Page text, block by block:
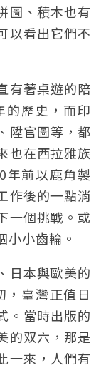
圖、積木也有
以看出它們不
有著桌遊的陪
的歷史，而印
陞官圖等，都
也在西拉雅族
年前以鹿角製
作後的一點消
一個挑戰。或
小小齒輪。
日本與歐美的
臺灣正值日
。當時出版的
的双六，那是
一來，人們有